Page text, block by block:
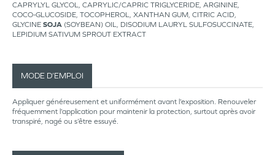
CAPRYLYL GLYCOL, CAPRYLIC/CAPRIC TRIGLYCERIDE, ARGININE,
COCO-GLUCOSIDE, TOCOPHEROL, XANTHAN GUM, CITRIC ACID,
GLYCINE SOJA (SOYBEAN) OIL, DISODIUM LAURYL SULFOSUCCINATE,
LEPIDIUM SATIVUM SPROUT EXTRACT
MODE D’EMPLOI
Appliquer généreusement et uniformément avant l’exposition. Renouveler
fréquemment l’application pour maintenir la protection, surtout après avoir
transpiré, nagé ou s’être essuyé.